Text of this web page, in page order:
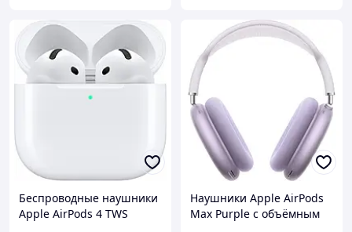
Беспроводные наушники
Apple AirPods 4 TWS
Наушники Apple AirPods
Max Purple с объёмным